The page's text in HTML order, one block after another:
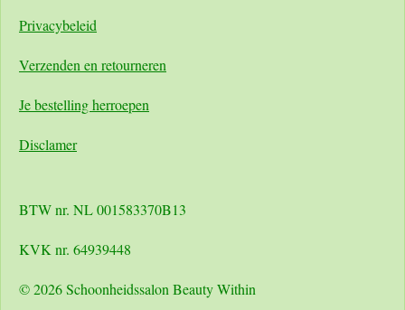
Privacybeleid
Verzenden en retourneren
Je bestelling herroepen
Disclamer
BTW nr. NL 001583370B13
KVK nr. 64939448
© 2026 Schoonheidssalon Beauty Within